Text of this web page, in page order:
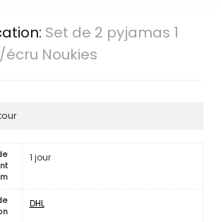
Set de 2 pyjamas 1
Noukies
1 jour
DHL